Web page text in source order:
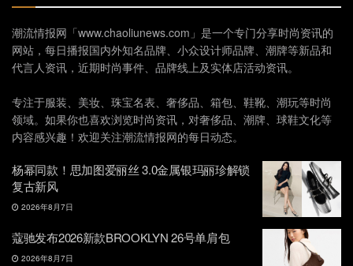
潮流情报网「www.chaoliunews.com」是一个专门分享时尚资讯的
网站，每日播报国内外知名品牌、小众设计师品牌、潮牌等新品和
代言人资讯，近期时尚事件、品牌线上及实体店活动资讯。
专注于服装、美妆、珠宝名表、奢侈品、箱包、鞋靴、潮玩等时尚
领域。如果你也喜欢浏览时尚资讯，对奢侈品、潮牌、球鞋文化等
内容感兴趣！欢迎关注潮流情报网的每日动态。
杨幂同款！思加图爱丽丝 3.0金属银玛丽珍解锁
复古新风
2026年8月7日
蔻驰发布2026新款BROOKLYN 26号单肩包
2026年8月7日